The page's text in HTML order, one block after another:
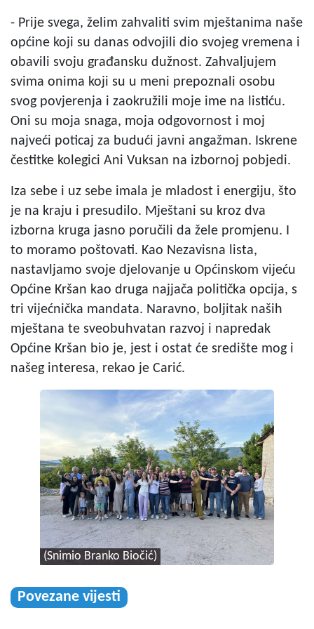
- Prije svega, želim zahvaliti svim mještanima naše
općine koji su danas odvojili dio svojeg vremena i
obavili svoju građansku dužnost. Zahvaljujem
svima onima koji su u meni prepoznali osobu
svog povjerenja i zaokružili moje ime na listiću.
Oni su moja snaga, moja odgovornost i moj
najveći poticaj za budući javni angažman. Iskrene
čestitke kolegici Ani Vuksan na izbornoj pobjedi.
Iza sebe i uz sebe imala je mladost i energiju, što
je na kraju i presudilo. Mještani su kroz dva
izborna kruga jasno poručili da žele promjenu. I
to moramo poštovati. Kao Nezavisna lista,
nastavljamo svoje djelovanje u Općinskom vijeću
Općine Kršan kao druga najjača politička opcija, s
tri vijećnička mandata. Naravno, boljitak naših
mještana te sveobuhvatan razvoj i napredak
Općine Kršan bio je, jest i ostat će središte mog i
našeg interesa, rekao je Carić.
(Snimio Branko Biočić)
Povezane vijesti